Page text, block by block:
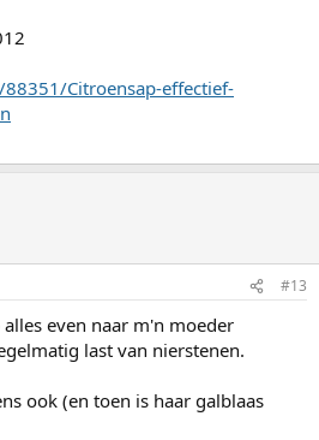
Citroensap-effectief-
#13
even naar m'n moeder
last van nierstenen.
ook (en toen is haar galblaas